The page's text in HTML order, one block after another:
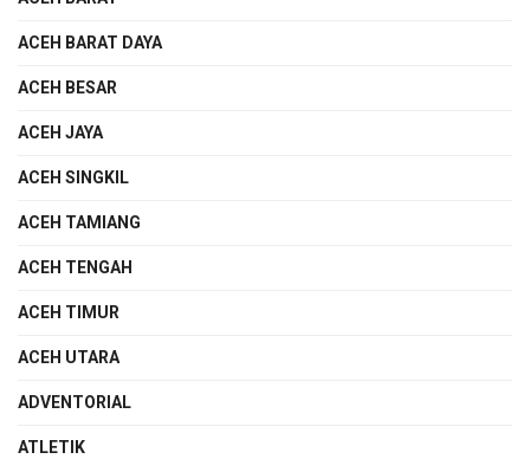
ACEH BARAT DAYA
ACEH BESAR
ACEH JAYA
ACEH SINGKIL
ACEH TAMIANG
ACEH TENGAH
ACEH TIMUR
ACEH UTARA
ADVENTORIAL
ATLETIK